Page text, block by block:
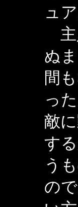
ュア
主
ぬ
間
っ
敵
す
う
の